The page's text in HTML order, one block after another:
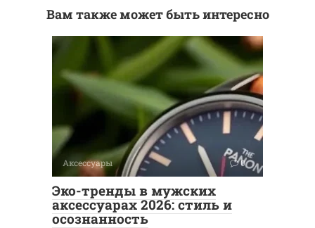
Вам также может быть интересно
Аксессуары 0
Эко-тренды в мужских
аксессуарах 2026: стиль и
осознанность